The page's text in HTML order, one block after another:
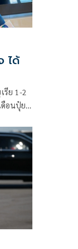
ได้
รีย 1-2
ดือน​ปุ๋ย